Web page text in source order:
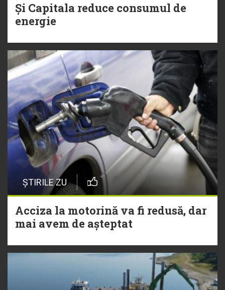
Și Capitala reduce consumul de
energie
ȘTIRILE ZU
Acciza la motorină va fi redusă, dar
mai avem de așteptat